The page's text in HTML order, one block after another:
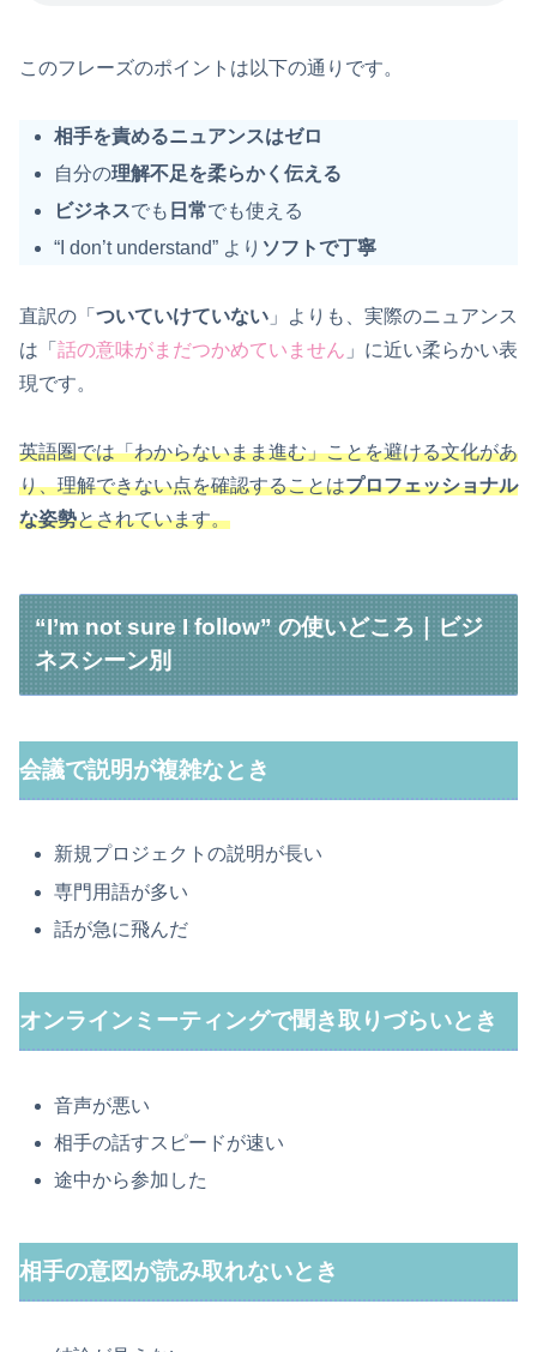
このフレーズのポイントは以下の通りです。
相手を責めるニュアンスはゼロ
自分の理解不足を柔らかく伝える
ビジネスでも 日常でも使える
“I don’t understand” より ソフトで丁寧
直訳の「 ついていけていない 」よりも、実際のニュアンス
は「 話の意味がまだつかめていません 」に近い柔らかい表
現です。
英語圏では「わからないまま進む」ことを避ける文化があ
り、理解できない点を確認することはプロフェッショナル
な姿勢とされています。
“I’m not sure I follow” の使いどころ｜ビジ
ネスシーン別
会議で説明が複雑なとき
新規プロジェクトの説明が長い
専門用語が多い
話が急に飛んだ
オンラインミーティングで聞き取りづらいとき
音声が悪い
相手の話すスピードが速い
途中から参加した
相手の意図が読み取れないとき